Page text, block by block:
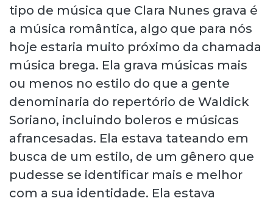
tipo de música que Clara Nunes grava é
a música romântica, algo que para nós
hoje estaria muito próximo da chamada
música brega. Ela grava músicas mais
ou menos no estilo do que a gente
denominaria do repertório de Waldick
Soriano, incluindo boleros e músicas
afrancesadas. Ela estava tateando em
busca de um estilo, de um gênero que
pudesse se identificar mais e melhor
com a sua identidade. Ela estava